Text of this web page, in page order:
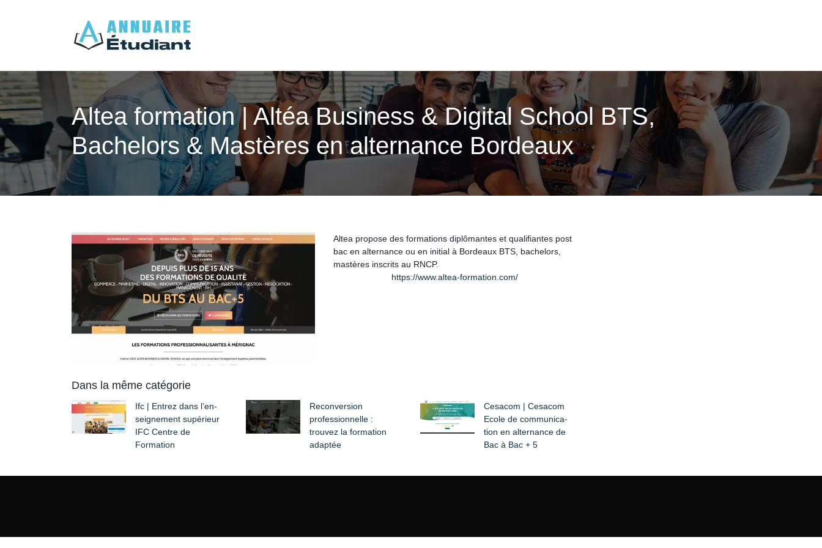
Altea formation | Altéa Business & Digital School BTS,
Bachelors & Mastères en alternance Bordeaux
Altea propose des formations diplômantes et qualifiantes post
bac en alternance ou en initial à Bordeaux BTS, bachelors,
mastères inscrits au RNCP.
https://www.altea-formation.com/
Dans la même catégorie
Ifc | Entrez dans l’en­
seig­ne­ment supérieur
IFC Centre de
Formation
Reconversion
professionnelle :
trouvez la formation
adaptée
Cesacom | Cesacom
Ecole de com­munica­
tion en alternance de
Bac à Bac + 5